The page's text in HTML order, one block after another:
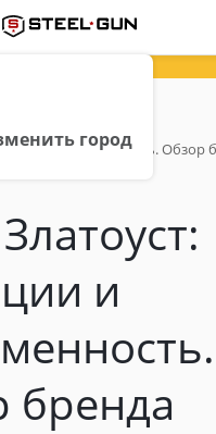
город
и современность. Обзор
и
бренда